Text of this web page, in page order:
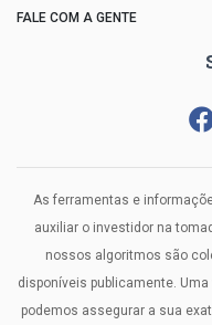
FALE COM A GENTE
As ferramentas e
auxiliar o investidor na
nossos algoritmos são
disponíveis publicamente.
podemos assegurar a sua